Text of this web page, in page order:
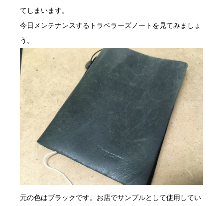
てしまいます。
今日メンテナンスするトラベラーズノートを見てみましょ
う。
元の色はブラックです。お店でサンプルとして使用してい